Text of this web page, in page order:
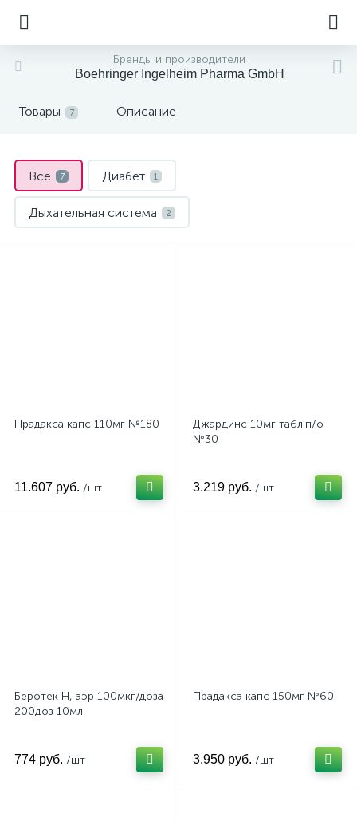
Бренды и производители
Boehringer Ingelheim Pharma GmbH
Товары 7 Описание
Все 7 Диабет 1
Дыхательная система 2
Прадакса капс 110мг №180
11.607 руб. /шт
Джардинс 10мг табл.п/о
№30
3.219 руб. /шт
Беротек Н, аэр 100мкг/доза
200доз 10мл
774 руб. /шт
Прадакса капс 150мг №60
3.950 руб. /шт